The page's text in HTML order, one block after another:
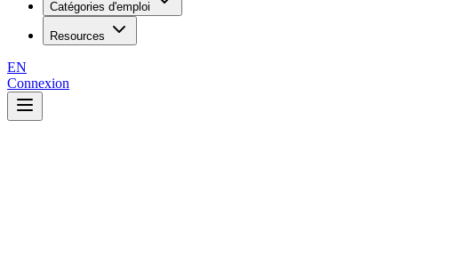
Catégories d'emploi
Resources
EN
Connexion